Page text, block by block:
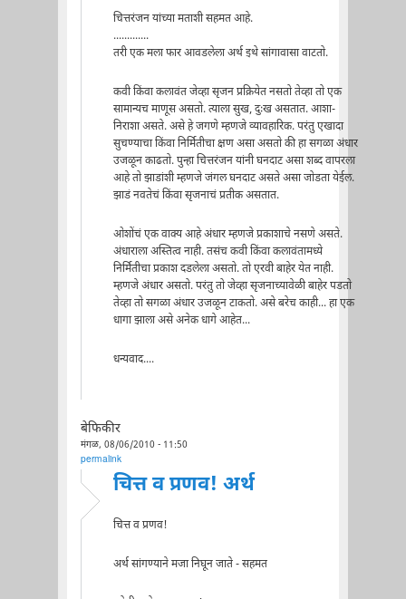
चित्तरंजन यांच्या मताशी सहमत आहे.
.............
तरी एक मला फार आवडलेला अर्थ इथे सांगावासा वाटतो.
कवी किंवा कलावंत जेव्हा सृजन प्रक्रियेत नसतो तेव्हा तो एक
सामान्यच माणूस असतो. त्याला सुख, दुःख असतात. आशा-
निराशा असते. असे हे जगणे म्हणजे व्यावहारिक. परंतु एखादा
सुचण्याचा किंवा निर्मितीचा क्षण असा असतो की हा सगळा अंधार
उजळून काढतो. पुन्हा चित्तरंजन यांनी घनदाट असा शब्द वापरला
आहे तो झाडांशी म्हणजे जंगल घनदाट असते असा जोडता येईल.
झाडं नवतेचं किंवा सृजनाचं प्रतीक असतात.
ओशोंचं एक वाक्य आहे अंधार म्हणजे प्रकाशाचे नसणे असते.
अंधाराला अस्तित्व नाही. तसंच कवी किंवा कलावंतामध्ये
निर्मितीचा प्रकाश दडलेला असतो. तो एरवी बाहेर येत नाही.
म्हणजे अंधार असतो. परंतु तो जेव्हा सृजनाच्यावेळी बाहेर पडतो
तेव्हा तो सगळा अंधार उजळून टाकतो. असे बरेच काही... हा एक
धागा झाला असे अनेक धागे आहेत...
धन्यवाद....
बेफिकीर
मंगळ, 08/06/2010 - 11:50
permalink
चित्त व प्रणव! अर्थ
चित्त व प्रणव!
अर्थ सांगण्याने मजा निघून जाते - सहमत